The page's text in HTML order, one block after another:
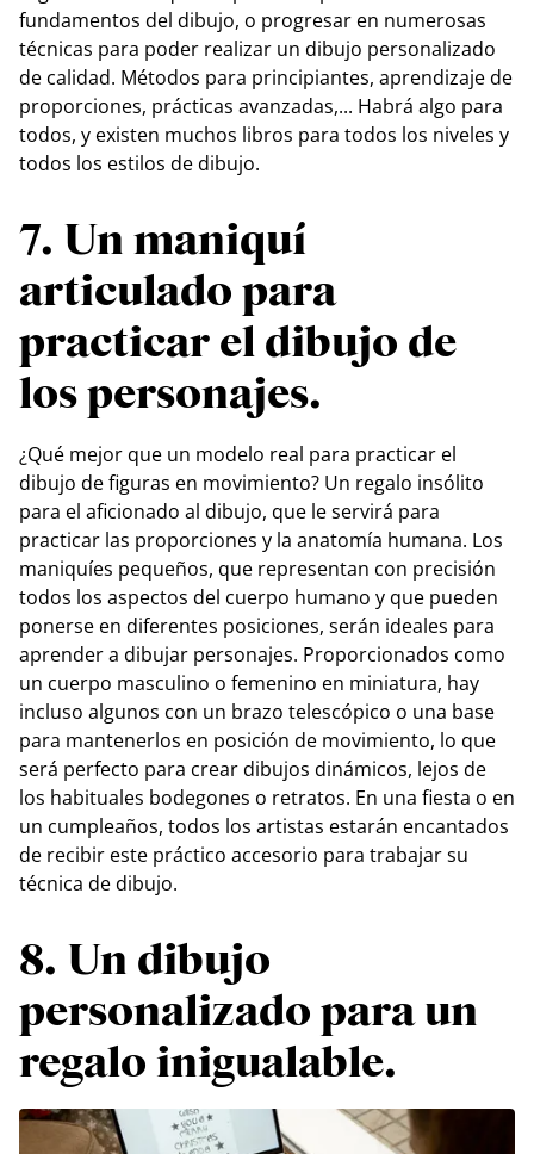
fundamentos del dibujo, o progresar en numerosas
técnicas para poder realizar un dibujo personalizado
de calidad. Métodos para principiantes, aprendizaje de
proporciones, prácticas avanzadas,... Habrá algo para
todos, y existen muchos libros para todos los niveles y
todos los estilos de dibujo.
7. Un maniquí
articulado para
practicar el dibujo de
los personajes.
¿Qué mejor que un modelo real para practicar el
dibujo de figuras en movimiento? Un regalo insólito
para el aficionado al dibujo, que le servirá para
practicar las proporciones y la anatomía humana. Los
maniquíes pequeños, que representan con precisión
todos los aspectos del cuerpo humano y que pueden
ponerse en diferentes posiciones, serán ideales para
aprender a dibujar personajes. Proporcionados como
un cuerpo masculino o femenino en miniatura, hay
incluso algunos con un brazo telescópico o una base
para mantenerlos en posición de movimiento, lo que
será perfecto para crear dibujos dinámicos, lejos de
los habituales bodegones o retratos. En una fiesta o en
un cumpleaños, todos los artistas estarán encantados
de recibir este práctico accesorio para trabajar su
técnica de dibujo.
8. Un dibujo
personalizado para un
regalo inigualable.